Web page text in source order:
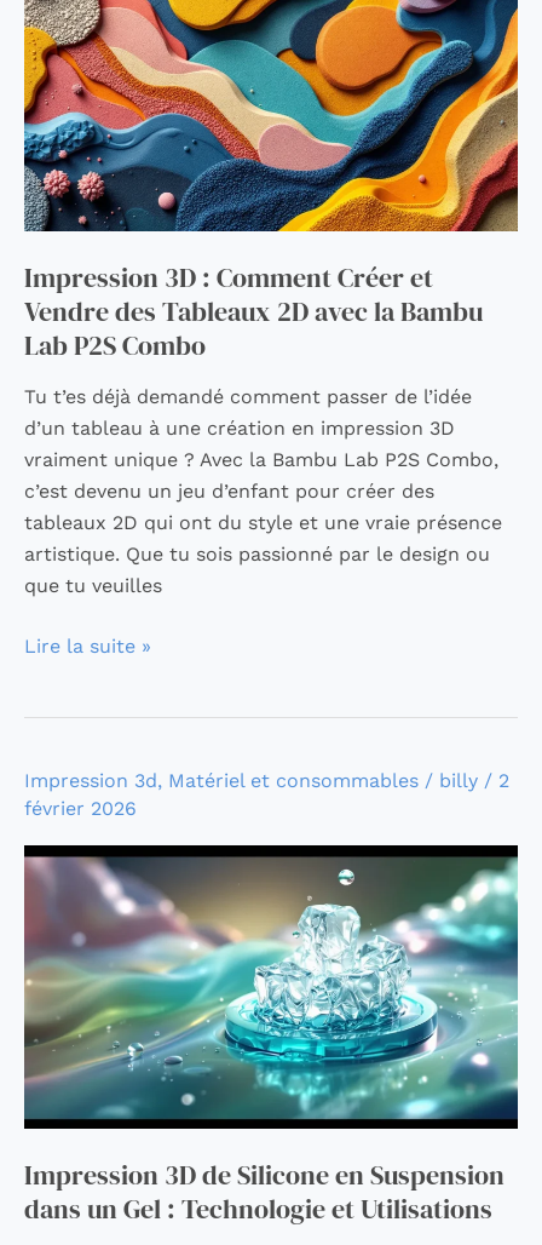
Impression 3D : Comment Créer et
Vendre des Tableaux 2D avec la Bambu
Lab P2S Combo
Tu t’es déjà demandé comment passer de l’idée
d’un tableau à une création en impression 3D
vraiment unique ? Avec la Bambu Lab P2S Combo,
c’est devenu un jeu d’enfant pour créer des
tableaux 2D qui ont du style et une vraie présence
artistique. Que tu sois passionné par le design ou
que tu veuilles
Créer
et
Vendre
des
Tableaux
2D
avec
la
Lab
P2S
Combo
Lire la suite »
Impression 3d, Matériel et consommables / billy / 2
février 2026
Impression 3D de Silicone en Suspension
dans un Gel : Technologie et Utilisations
Impression
3D
de
Silicone
Suspension
dans
Gel
Technologie
et